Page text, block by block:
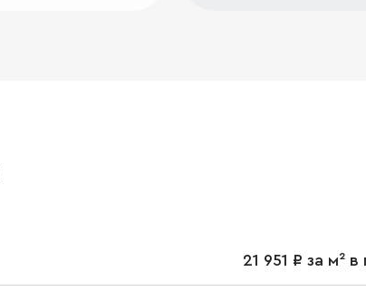
21 951 ₽ за м²